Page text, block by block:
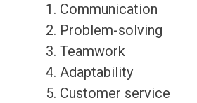
Communication
Problem-solving
Teamwork
Adaptability
Customer service